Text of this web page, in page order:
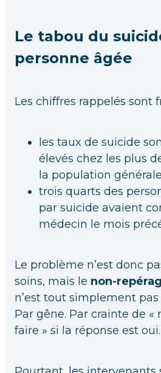
Le tabou du
personne âgée
Les chiffres rappelés sont
les taux de suicide
élevés chez les plus
la population
trois quarts des
par suicide avaient
médecin le mois
Le problème n’est donc
soins, mais le non-
n’est tout simplement pas
Par gêne. Par crainte de «
faire » si la réponse est oui.